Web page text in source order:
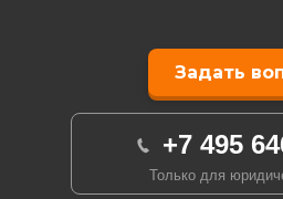
Задать
+7 495
Только для